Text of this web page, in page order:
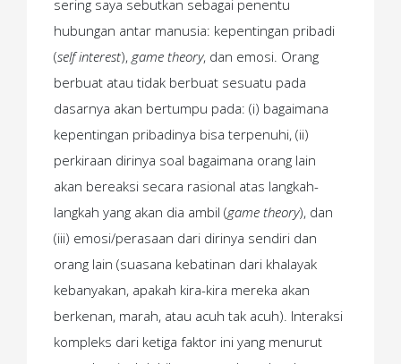
sering saya sebutkan sebagai penentu
hubungan antar manusia: kepentingan pribadi
(self interest), game theory, dan emosi. Orang
berbuat atau tidak berbuat sesuatu pada
dasarnya akan bertumpu pada: (i) bagaimana
kepentingan pribadinya bisa terpenuhi, (ii)
perkiraan dirinya soal bagaimana orang lain
akan bereaksi secara rasional atas langkah-
langkah yang akan dia ambil (game theory), dan
(iii) emosi/perasaan dari dirinya sendiri dan
orang lain (suasana kebatinan dari khalayak
kebanyakan, apakah kira-kira mereka akan
berkenan, marah, atau acuh tak acuh). Interaksi
kompleks dari ketiga faktor ini yang menurut